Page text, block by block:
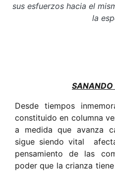
sus esfuerzos hacia el
la
Desde tiempos
constituido en columna
a medida que avanza
sigue siendo vital
pensamiento de las
poder que la crianza